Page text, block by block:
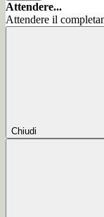
Attendere...
Attendere il
Chiudi